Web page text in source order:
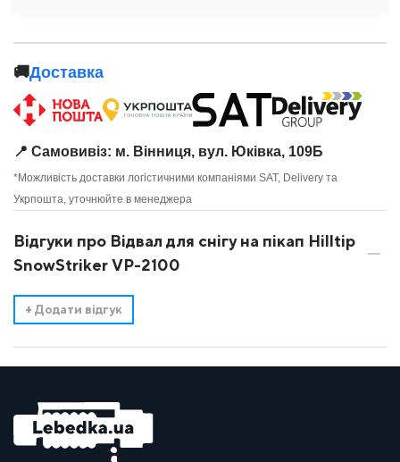
🚚Доставка
📍 Самовивіз: м. Вінниця, вул. Юківка, 109Б
*Можливість доставки логістичними компаніями SAT, Delivery та
Укрпошта, уточнюйте в менеджера
Відгуки про Відвал для снігу на пікап Hilltip
SnowStriker VP-2100
+ Додати відгук